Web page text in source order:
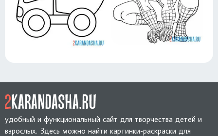
удобный и функциональный сайт для творчества детей и
взрослых. Здесь можно найти картинки-раскраски для